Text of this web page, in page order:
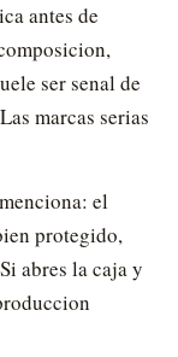
antes de
ser senal de
marcas serias
el
protegido,
abres la caja y